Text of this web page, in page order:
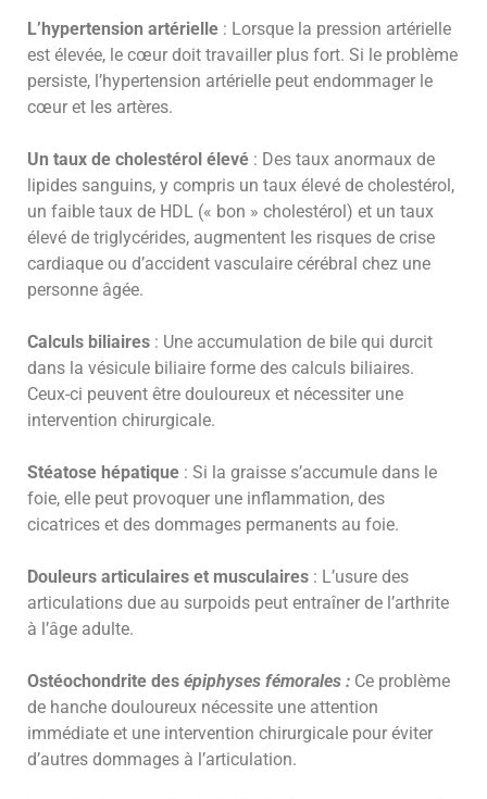
L’hypertension artérielle : Lorsque la pression artérielle
est élevée, le cœur doit travailler plus fort. Si le problème
persiste, l’hypertension artérielle peut endommager le
cœur et les artères.
Un taux de cholestérol élevé : Des taux anormaux de
lipides sanguins, y compris un taux élevé de cholestérol,
un faible taux de HDL (« bon » cholestérol) et un taux
élevé de triglycérides, augmentent les risques de crise
cardiaque ou d’accident vasculaire cérébral chez une
personne âgée.
Calculs biliaires : Une accumulation de bile qui durcit
dans la vésicule biliaire forme des calculs biliaires.
Ceux-ci peuvent être douloureux et nécessiter une
intervention chirurgicale.
Stéatose hépatique : Si la graisse s’accumule dans le
foie, elle peut provoquer une inflammation, des
cicatrices et des dommages permanents au foie.
Douleurs articulaires et musculaires : L’usure des
articulations due au surpoids peut entraîner de l’arthrite
à l’âge adulte.
Ostéochondrite des épiphyses fémorales : Ce problème
de hanche douloureux nécessite une attention
immédiate et une intervention chirurgicale pour éviter
d’autres dommages à l’articulation.